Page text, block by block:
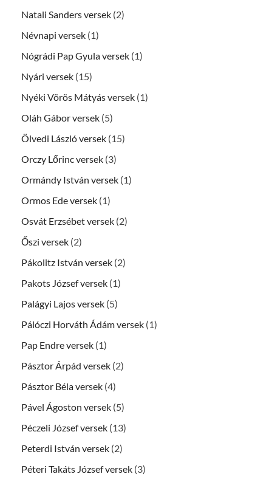
Natali Sanders versek (2)
Névnapi versek (1)
Nógrádi Pap Gyula versek (1)
Nyári versek (15)
Nyéki Vörös Mátyás versek (1)
Oláh Gábor versek (5)
Ölvedi László versek (15)
Orczy Lőrinc versek (3)
Ormándy István versek (1)
Ormos Ede versek (1)
Osvát Erzsébet versek (2)
Őszi versek (2)
Pákolitz István versek (2)
Pakots József versek (1)
Palágyi Lajos versek (5)
Pálóczi Horváth Ádám versek (1)
Pap Endre versek (1)
Pásztor Árpád versek (2)
Pásztor Béla versek (4)
Pável Ágoston versek (5)
Péczeli József versek (13)
Peterdi István versek (2)
Péteri Takáts József versek (3)